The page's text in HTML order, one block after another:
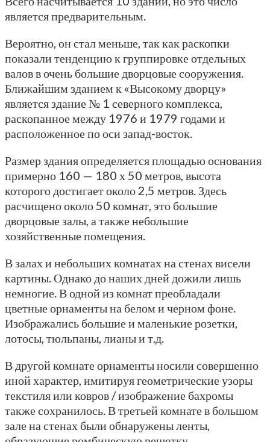
является предварительным.
Вероятно, он стал меньше, так как раскопки
показали тенденцию к группировке отдельных
валов в очень большие дворцовые сооружения.
Ближайшим зданием к «Высокому дворцу»
является здание № 1 северного комплекса,
раскопанное между 1976 и 1979 годами и
расположенное по оси запад-восток.
Размер здания определяется площадью основания
примерно 160 — 180 х 50 метров, высота
которого достигает около 2,5 метров. Здесь
расчищено около 50 комнат, это большие
дворцовые залы, а также небольшие
хозяйственные помещения.
В залах и небольших комнатах на стенах висели
картины. Однако до наших дней дожили лишь
немногие. В одной из комнат преобладали
цветные орнаменты на белом и черном фоне.
Изображались большие и маленькие розетки,
лотосы, тюльпаны, лианы и т.д.
В другой комнате орнаменты носили совершенно
иной характер, имитируя геометрические узоры
текстиля или ковров / изображение бахромы
также сохранилось. В третьей комнате в большом
зале на стенах были обнаружены ленты,